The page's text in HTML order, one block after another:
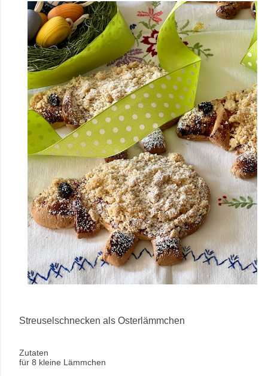
Streuselschnecken als Osterlämmchen
Zutaten
für 8 kleine Lämmchen